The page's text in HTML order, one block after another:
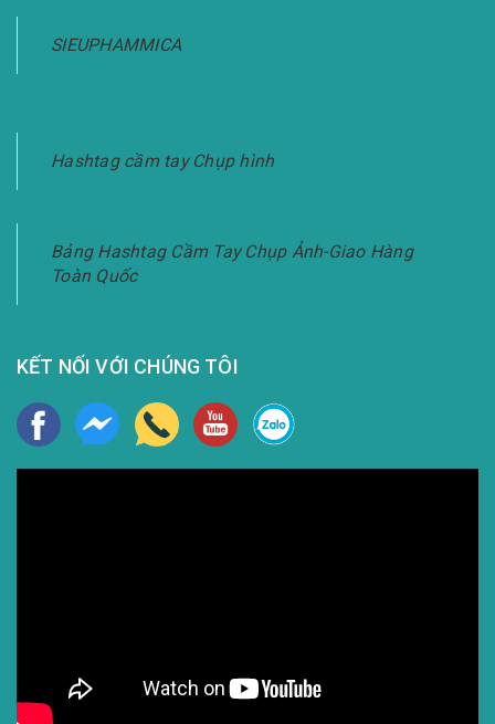
SIEUPHAMMICA
Hashtag cầm tay Chụp hình
Bảng Hashtag Cầm Tay Chụp Ảnh-Giao Hàng
Toàn Quốc
KẾT NỐI VỚI CHÚNG TÔI